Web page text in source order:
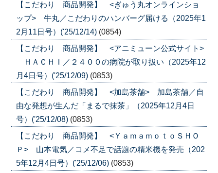
【こだわり 商品開発】 <ぎゅう丸オンラインショ
ップ> 牛丸／こだわりのハンバーグ届ける（2025年1
2月11日号）('25/12/14) (0854)
【こだわり 商品開発】 <アニミューン公式サイト>
ＨＡＣＨＩ／２４００の病院が取り扱い（2025年12
月4日号）('25/12/09) (0853)
【こだわり 商品開発】 <加島茶舗> 加島茶舗／自
由な発想が生んだ「まるで抹茶」（2025年12月4日
号）('25/12/08) (0853)
【こだわり 商品開発】 <ＹａｍａｍｏｔｏＳＨＯ
Ｐ> 山本電気／コメ不足で話題の精米機を発売（202
5年12月4日号）('25/12/06) (0853)